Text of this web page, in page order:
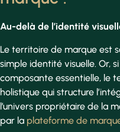
Au-delà de l’identité
Le territoire de marque est
simple identité visuelle. Or,
composante essentielle, le
holistique qui structure
l’univers propriétaire de la
par la plateforme de